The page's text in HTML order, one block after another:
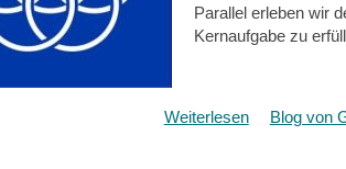
Parallel erleben wir
Kernaufgabe zu
WeiterlesenüberBlog von